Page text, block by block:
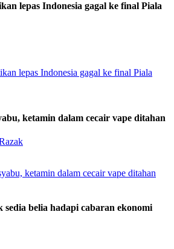
lepas Indonesia gagal ke final Piala
ketamin dalam cecair vape ditahan
sedia belia hadapi cabaran ekonomi